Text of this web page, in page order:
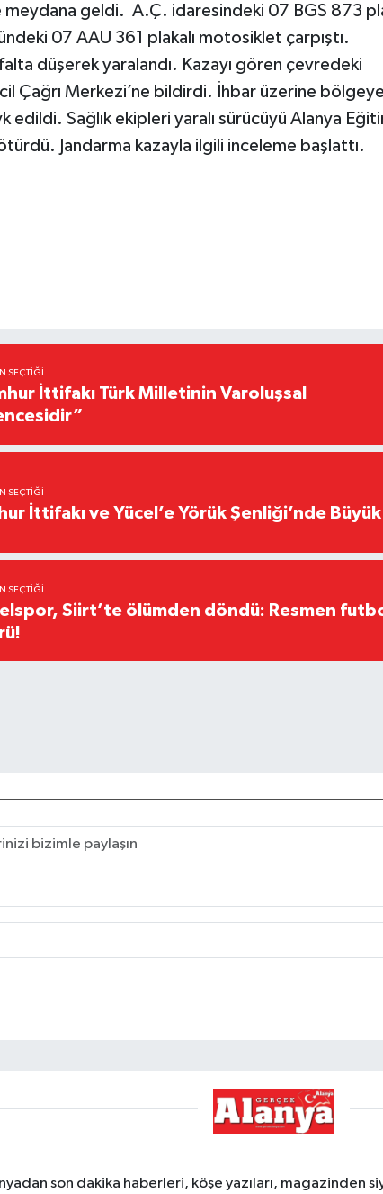
meydana geldi. A.Ç. idaresindeki 07 BGS 873
07 AAU 361 plakalı motosiklet çarpıştı.
düşerek yaralandı. Kazayı gören çevredeki
Çağrı Merkezi’ne bildirdi. İhbar üzerine bölgeye
edildi. Sağlık ekipleri yaralı sürücüyü Alanya
Jandarma kazayla ilgili inceleme başlattı.
SEÇTIĞI
İttifakı Türk Milletinin Varoluşsal
SEÇTIĞI
İttifakı ve Yücel’e Yörük Şenliği’nde
SEÇTIĞI
Siirt’te ölümden döndü: Resmen
son dakika haberleri, köşe yazıları, magazinden